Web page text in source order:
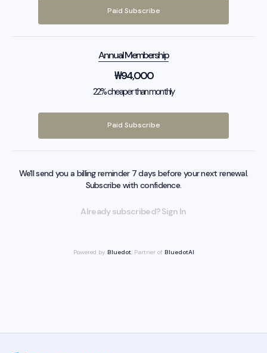
Paid Subscribe
Annual Membership
₩94,000
22% cheaper than monthly
Paid Subscribe
We'll send you a billing reminder 7 days before your next renewal.
Subscribe with confidence.
Already subscribed? Sign In
Powered by Bluedot, Partner of BluedotAI